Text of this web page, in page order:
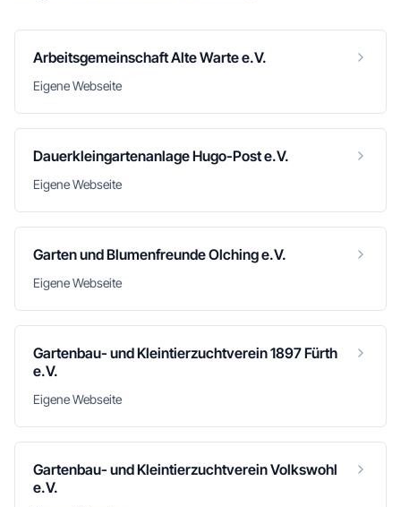
Arbeitsgemeinschaft Alte Warte e.V.
Eigene Webseite
Dauerkleingartenanlage Hugo-Post e.V.
Eigene Webseite
Garten und Blumenfreunde Olching e.V.
Eigene Webseite
Gartenbau- und Kleintierzuchtverein 1897 Fürth
e.V.
Eigene Webseite
Gartenbau- und Kleintierzuchtverein Volkswohl
e.V.